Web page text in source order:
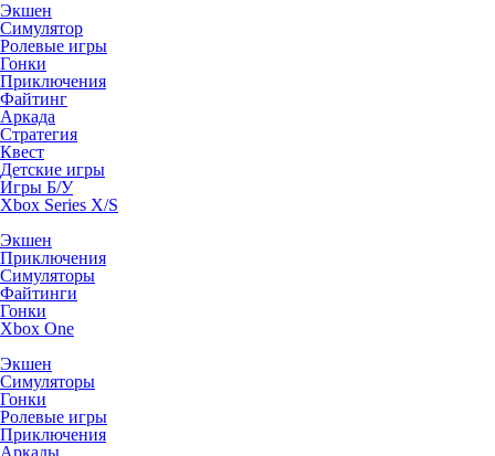
Экшен
Симулятор
Ролевые игры
Гонки
Приключения
Файтинг
Аркада
Стратегия
Квест
Детские игры
Игры Б/У
Xbox Series X/S
Экшен
Приключения
Симуляторы
Файтинги
Гонки
Xbox One
Экшен
Симуляторы
Гонки
Ролевые игры
Приключения
Аркады